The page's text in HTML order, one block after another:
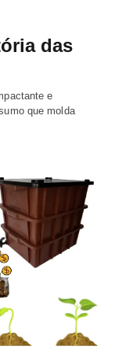
das
e
que molda